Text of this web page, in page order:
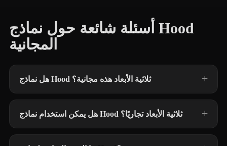
أسئلة شائعة حول نماذج Hood
المجانية
هل نماذج Hood ثلاثية الأبعاد هذه مجانية؟
هل يمكن استخدام نماذج Hood ثلاثية الأبعاد تجاريًا؟